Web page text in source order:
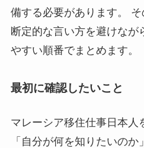
備する必要があります。
断定的な言い方を避けなが
やすい順番でまとめます。
最初に確認したいこと
マレーシア移住仕事日本人
「自分が何を知りたいの